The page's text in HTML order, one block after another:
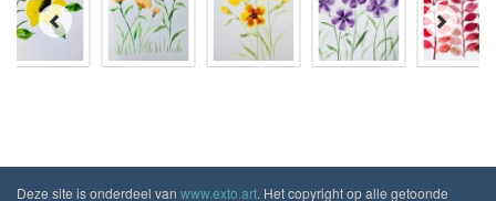
Deze site is onderdeel van www.exto.art. Het copyright op alle getoonde